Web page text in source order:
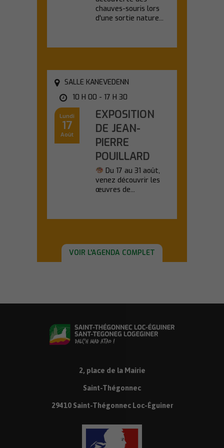
chauves-souris lors
d'une sortie nature...
SALLE KANEVEDENN
10 H 00 - 17 H 30
Lundi
17
Août
EXPOSITION
DE JEAN-
PIERRE
POUILLARD
Du 17 au 31 août,
venez découvrir les
œuvres de...
VOIR L'AGENDA COMPLET
2, place de la Mairie
Saint-Thégonnec
29410 Saint-Thégonnec Loc-Éguiner